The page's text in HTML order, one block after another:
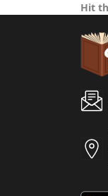
Hit